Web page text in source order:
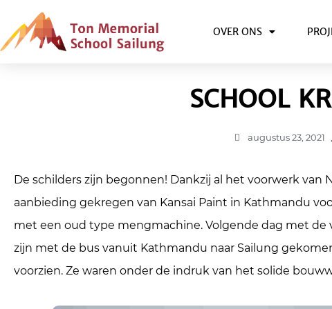
OVER ONS
SCHOOL
augustus 23, 2021
De schilders zijn begonnen! Dankzij al het voorwerk
aanbieding gekregen van Kansai Paint in Kathmandu
met een oud type mengmachine. Volgende dag met de
zijn met de bus vanuit Kathmandu naar Sailung
voorzien. Ze waren onder de indruk van het solide